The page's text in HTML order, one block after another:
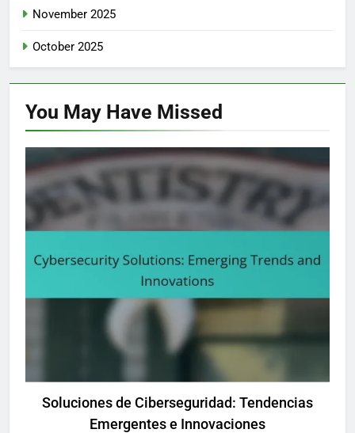
November 2025
October 2025
You May Have Missed
SOLUCIONES DE CIBERSEGURIDAD: TENDENCIAS ACTUALES
Soluciones de Ciberseguridad: Tendencias
Emergentes e Innovaciones